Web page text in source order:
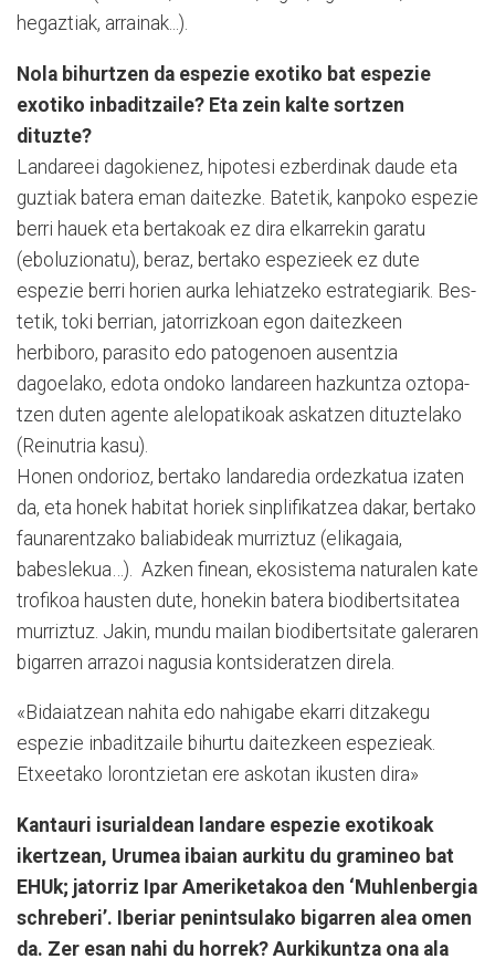
hegaztiak, arrainak...).
Nola bihurtzen da espezie exotiko bat espezie
exotiko inbaditzaile? Eta zein kalte sortzen
dituzte?
Landareei dagokienez, hipotesi ezberdinak daude eta
guztiak batera eman daitezke. Batetik, kanpoko espezie
berri hauek eta bertakoak ez dira elkarrekin garatu
(eboluzionatu), be­raz, bertako espezieek ez dute
espezie berri horien aurka lehiatzeko estrategiarik. Bes­
tetik, toki berrian, jatorrizkoan egon daitezkeen
herbiboro, pa­rasito edo patogenoen ausen­tzia
dagoelako, edota ondoko landareen hazkuntza oztopa­
tzen duten agente alelopatikoak askatzen dituztelako
(Reinutria kasu).
Honen ondorioz, bertako landaredia ordezkatua izaten
da, eta honek habitat horiek sinplifikatzea dakar, bertako
faunarentzako baliabideak mu­rriztuz (elikagaia,
babeslekua…). Azken finean, ekosistema naturalen kate
trofikoa hausten dute, honekin batera biodiber­tsi­tatea
murriztuz. Jakin, mun­du mailan biodibertsitate galeraren
bigarren arrazoi nagusia kontsideratzen direla.
«Bidaiatzean nahita edo nahigabe ekarri ditzakegu
espezie inbaditzaile bihurtu daitezkeen espezieak.
Etxeetako lorontzietan ere askotan ikusten dira»
Kantauri isurialdean landare espezie exotikoak
ikertzean, Urumea ibaian aurkitu du gramineo bat
EHUk; jatorriz Ipar Ameriketakoa den ‘Muhlenbergia
schreberi’. Iberiar penintsulako bigarren alea omen
da. Zer esan nahi du horrek? Aurkikuntza ona ala